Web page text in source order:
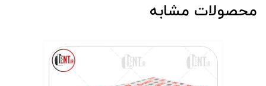
محصولات مشابه